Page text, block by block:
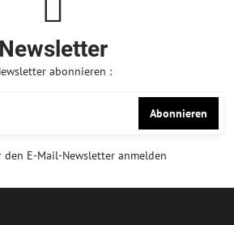
Newsletter
abonnieren :
Abonnieren
den E-Mail-Newsletter anmelden